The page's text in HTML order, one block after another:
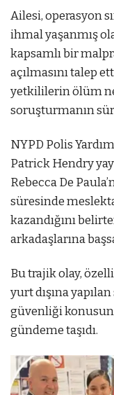
Ailesi, operasyon
ihmal yaşanmış
kapsamlı bir
açılmasını talep
yetkililerin ölüm
soruşturmanın
NYPD Polis
Patrick Hendry
Rebecca De
süresinde
kazandığını
arkadaşlarına
Bu trajik olay,
yurt dışına
güvenliği
gündeme taşıdı.